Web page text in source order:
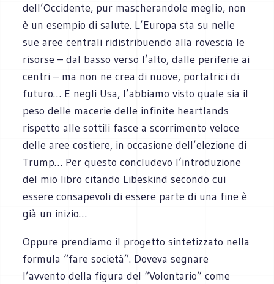
dell’Occidente, pur mascherandole meglio, non
è un esempio di salute. L’Europa sta su nelle
sue aree centrali ridistribuendo alla rovescia le
risorse – dal basso verso l’alto, dalle periferie ai
centri – ma non ne crea di nuove, portatrici di
futuro… E negli Usa, l’abbiamo visto quale sia il
peso delle macerie delle infinite heartlands
rispetto alle sottili fasce a scorrimento veloce
delle aree costiere, in occasione dell’elezione di
Trump… Per questo concludevo l’introduzione
del mio libro citando Libeskind secondo cui
essere consapevoli di essere parte di una fine è
già un inizio…
Oppure prendiamo il progetto sintetizzato nella
formula “fare società”. Doveva segnare
l’avvento della figura del “Volontario” come